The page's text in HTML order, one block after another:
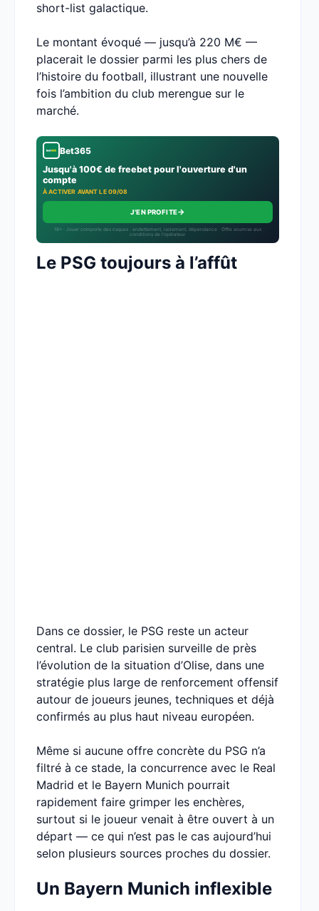
short-list galactique.
Le montant évoqué — jusqu’à 220 M€ —
placerait le dossier parmi les plus chers de
l’histoire du football, illustrant une nouvelle
fois l’ambition du club merengue sur le
marché.
Bet365
Jusqu'à 100€ de freebet pour l'ouverture d'un
compte
À ACTIVER AVANT LE 09/08
J'EN PROFITE→
18+ · Jouer comporte des risques : endettement, isolement, dépendance · Offre soumise aux
conditions de l’opérateur.
Le PSG toujours à l’affût
Dans ce dossier, le PSG reste un acteur
central. Le club parisien surveille de près
l’évolution de la situation d’Olise, dans une
stratégie plus large de renforcement offensif
autour de joueurs jeunes, techniques et déjà
confirmés au plus haut niveau européen.
Même si aucune offre concrète du PSG n’a
filtré à ce stade, la concurrence avec le Real
Madrid et le Bayern Munich pourrait
rapidement faire grimper les enchères,
surtout si le joueur venait à être ouvert à un
départ — ce qui n’est pas le cas aujourd’hui
selon plusieurs sources proches du dossier.
Un Bayern Munich inflexible